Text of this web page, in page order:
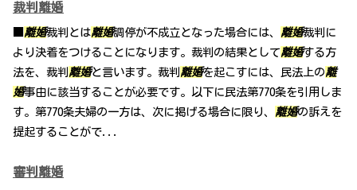
裁判離婚
離婚裁判とは離婚調停が不成立となった場合には、 離婚裁判に
より決着をつけることになります。裁判の結果として離婚する方
法を、裁判 離婚と言います。裁判 離婚を起こすには、民法上の離
婚事由に該当することが必要です。以下に民法第770条を引用しま
す。第770条夫婦の一方は、次に掲げる場合に限り、 離婚の訴えを
提起することがで...
審判離婚